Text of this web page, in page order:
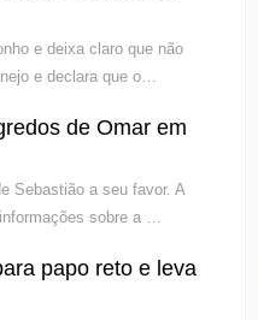
e deixa claro que não
e declara que o…
de Omar em
Sebastião a seu favor. A
sobre a …
papo reto e leva